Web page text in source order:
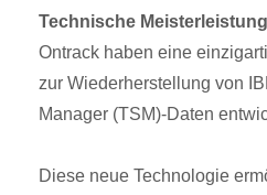
Technische
Ontrack haben eine
zur Wiederherstellung von
Manager (TSM)-Daten
Diese neue Technologie